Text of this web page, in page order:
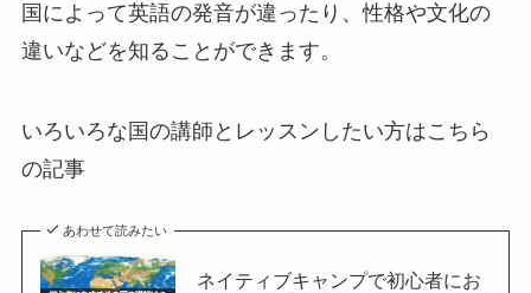
国によって英語の発音が違ったり、性格や文化の
違いなどを知ることができます。
いろいろな国の講師とレッスンしたい方はこちら
の記事
あわせて読みたい
ネイティブキャンプで初心者にお